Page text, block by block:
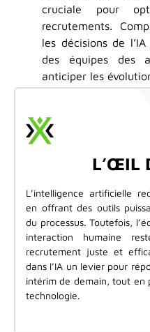
cruciale pour
recrutements.
les décisions de
des équipes des
anticiper les
L’ŒIL
L’intelligence artificielle
en offrant des outils
du processus. Toutefois,
interaction humaine
recrutement juste et
dans l’IA un levier pour
intérim de demain, tout en
technologie.